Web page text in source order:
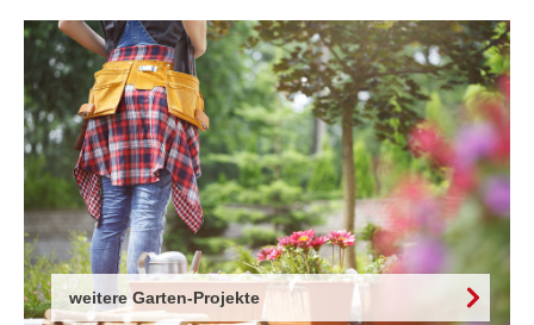
weitere Garten-Projekte